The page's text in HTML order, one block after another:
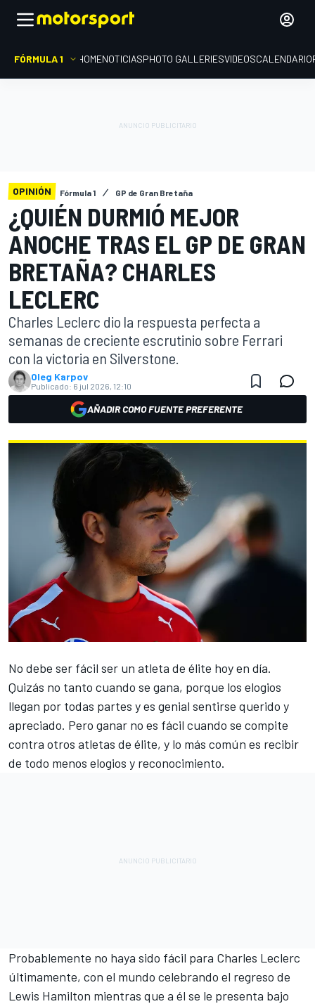
FÓRMULA 1 HOMENOTICIASPHOTO GALLERIESVIDEOSCALENDARIO
OPINIÓN Fórmula 1 GP de Gran Bretaña
¿QUIÉN DURMIÓ MEJOR
ANOCHE TRAS EL GP DE GRAN
BRETAÑA? CHARLES
LECLERC
Charles Leclerc dio la respuesta perfecta a
semanas de creciente escrutinio sobre Ferrari
con la victoria en Silverstone.
Oleg Karpov
Publicado: 6 jul 2026, 12:10
AÑADIR COMO FUENTE PREFERENTE
No debe ser fácil ser un atleta de élite hoy en día.
Quizás no tanto cuando se gana, porque los elogios
llegan por todas partes y es genial sentirse querido y
apreciado. Pero ganar no es fácil cuando se compite
contra otros atletas de élite, y lo más común es recibir
de todo menos elogios y reconocimiento.
Probablemente no haya sido fácil para Charles Leclerc
últimamente, con el mundo celebrando el regreso de
Lewis Hamilton mientras que a él se le presenta bajo